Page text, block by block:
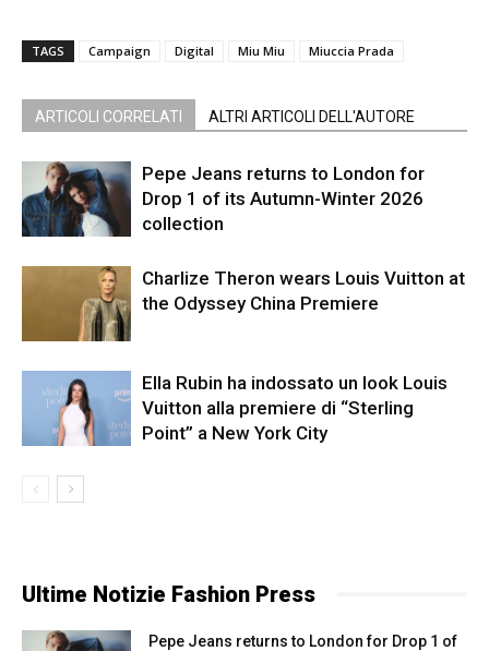
TAGS Campaign Digital Miu Miu Miuccia Prada
ARTICOLI CORRELATI ALTRI ARTICOLI DELL'AUTORE
Pepe Jeans returns to London for
Drop 1 of its Autumn-Winter 2026
collection
Charlize Theron wears Louis Vuitton at
the Odyssey China Premiere
Ella Rubin ha indossato un look Louis
Vuitton alla premiere di “Sterling
Point” a New York City
Ultime Notizie Fashion Press
Pepe Jeans returns to London for Drop 1 of